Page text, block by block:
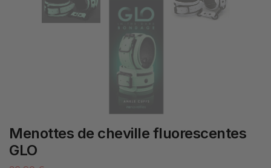
Menottes de cheville fluorescentes
GLO